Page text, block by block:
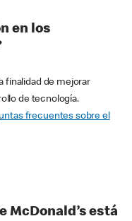
en los
finalidad de mejorar
de tecnología.
frecuentes sobre el
McDonald’s está